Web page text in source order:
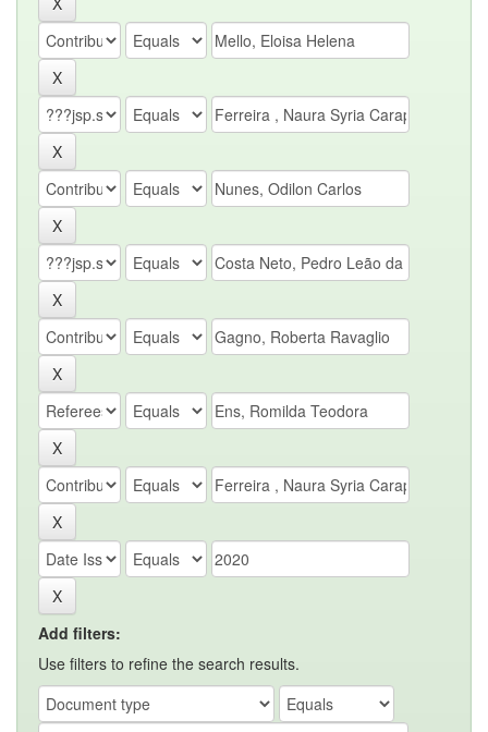
Add filters:
Use filters to refine the search results.